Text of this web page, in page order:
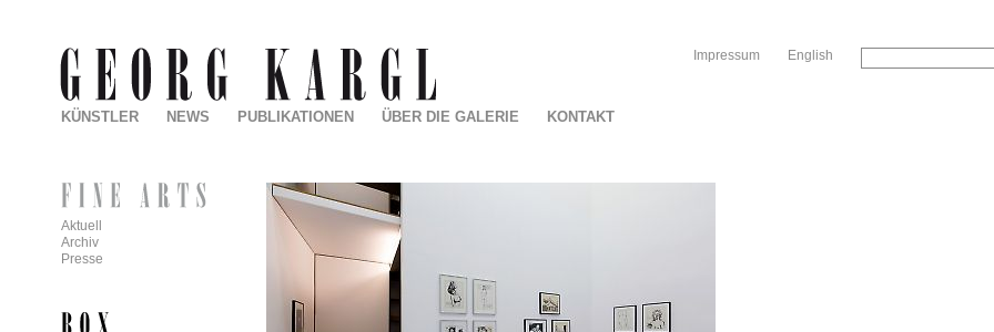
English
Impressum
KÜNSTLER NEWS PUBLIKATIONEN ÜBER DIE GALERIE KONTAKT
Aktuell
Archiv
Presse